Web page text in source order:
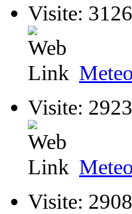
Visite: 3126
Visite: 2923
Visite: 2908